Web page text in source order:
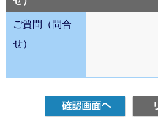
ご質問（問合
せ）